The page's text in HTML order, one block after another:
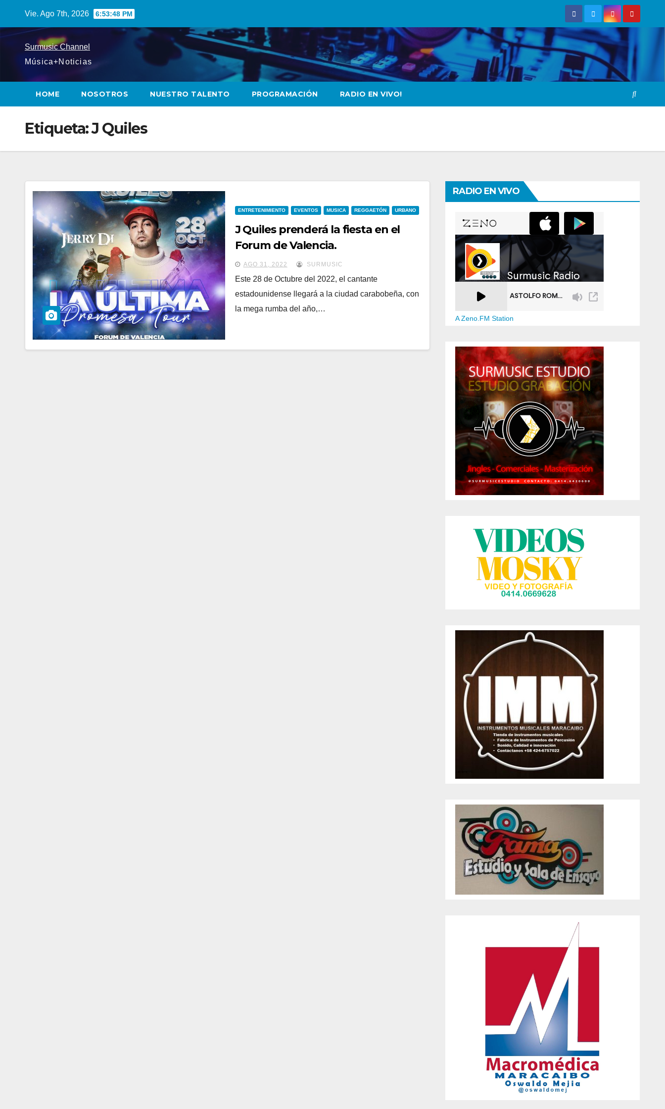
contenido
Vie. Ago 7th, 2026 6:53:49 PM
Surmusic Channel
Música+Noticias
HOME NOSOTROS NUESTRO TALENTO PROGRAMACIÓN RADIO EN VIVO!
Etiqueta:J Quiles
ENTRETENIMIENTO EVENTOS MUSICA REGGAETÓN URBANO
J Quiles prenderá la fiesta en el
Forum de Valencia.
AGO 31, 2022 SURMUSIC
Este 28 de Octubre del 2022, el cantante
estadounidense llegará a la ciudad carabobeña, con
la mega rumba del año,…
RADIO EN VIVO
A Zeno.FM Station